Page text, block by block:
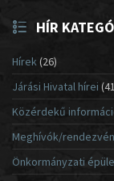
HÍR
Hírek(26)
Járási Hivatal hírei
Közérdekű
Meghívók/
Önkormányzati